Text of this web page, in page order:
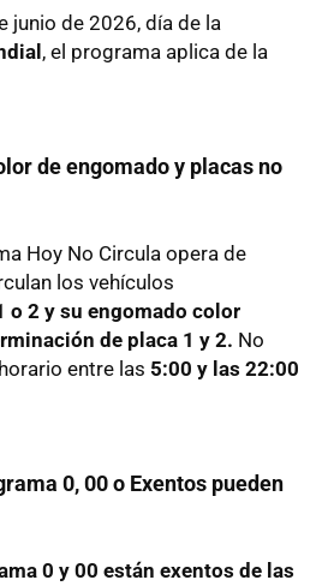
junio de 2026, día de la
, el programa aplica de la
de engomado y placas no
Hoy No Circula opera de
los vehículos
o 2 y su engomado color
de placa 1 y 2. No
entre las 5:00 y las 22:00
0, 00 o Exentos pueden
0 y 00 están exentos de las